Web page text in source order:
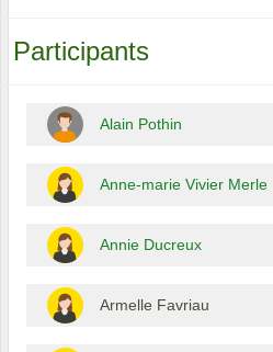
Participants
Alain Pothin
Anne-marie Vivier Merle
Annie Ducreux
Armelle Favriau